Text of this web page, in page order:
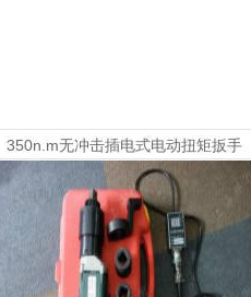
350n.m无冲击插电式电动扭矩扳手